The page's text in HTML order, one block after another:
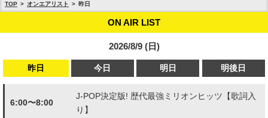
TOP オンエアリスト 昨日
ON AIR LIST
2026/8/9 (日)
昨日 今日 明日 明後日
6:00〜8:00
J-POP決定版! 歴代最強ミリオンヒッツ【歌詞入
り】